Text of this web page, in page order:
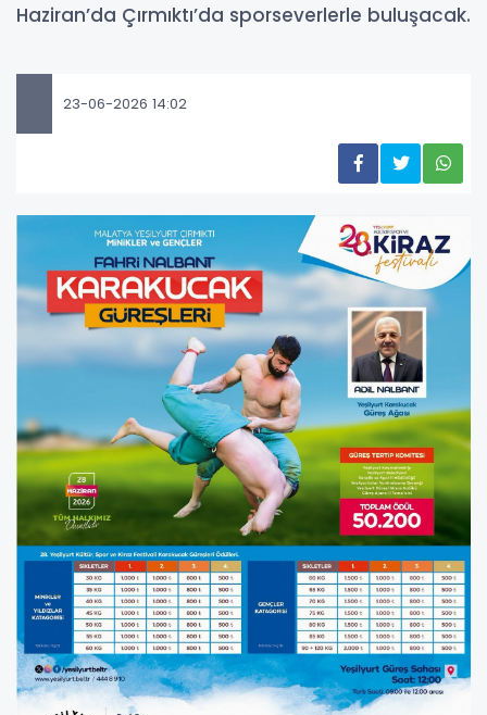
Haziran’da Çırmıktı’da sporseverlerle buluşacak.
23-06-2026 14:02